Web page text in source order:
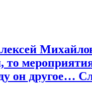
он другое…